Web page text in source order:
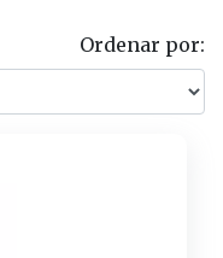
Ordenar por: